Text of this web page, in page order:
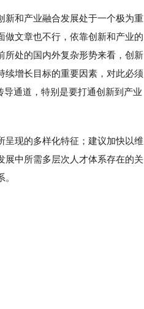
新和产业融合发展处于一个极为重
做文章也不行，依靠创新和产业的
所处的国内外复杂形势来看，创新
续增长目标的重要因素，对此必须
通道，特别是要打通创新到产业
呈现的多样化特征；建议加快以维
展中所需多层次人才体系存在的关